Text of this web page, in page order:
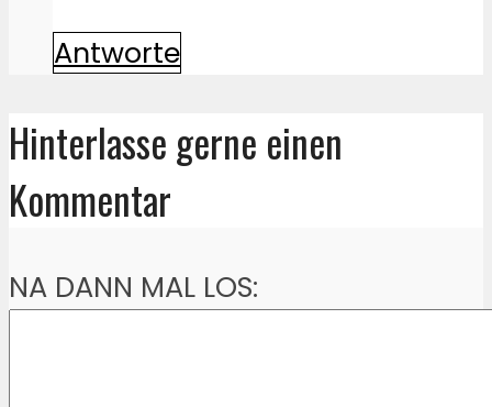
Antworte
Hinterlasse gerne einen
Kommentar
NA DANN MAL LOS: